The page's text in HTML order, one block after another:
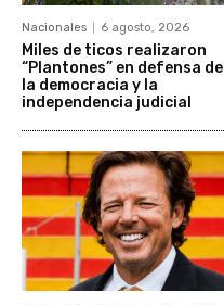
Nacionales 6 agosto, 2026
Miles de ticos realizaron
“Plantones” en defensa de
la democracia y la
independencia judicial